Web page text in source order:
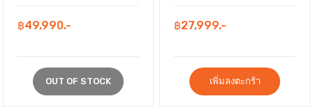
฿49,990.-
OUT OF STOCK
฿27,999.-
เพิ่มลงตะกร้า